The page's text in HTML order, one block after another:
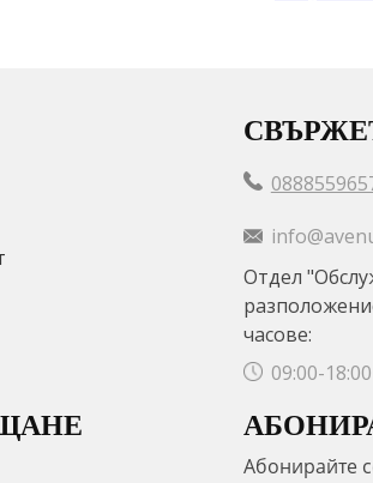
Отдел
часове:
09:00-